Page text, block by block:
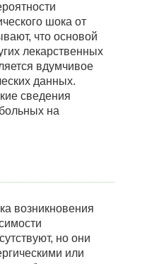
шока от
что основой
лекарственных
вдумчивое
данных.
сведения
на
возникновения
но они
или